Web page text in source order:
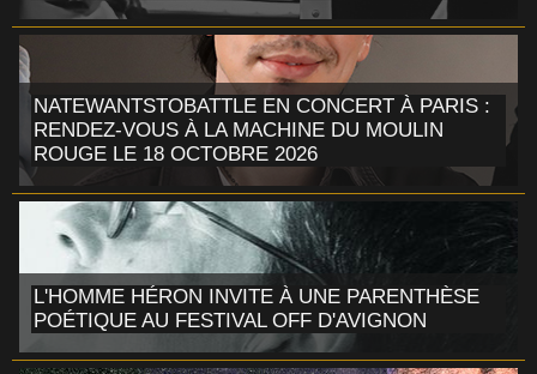
NATEWANTSTOBATTLE EN CONCERT À PARIS :
RENDEZ-VOUS À LA MACHINE DU MOULIN
ROUGE LE 18 OCTOBRE 2026
L'HOMME HÉRON INVITE À UNE PARENTHÈSE
POÉTIQUE AU FESTIVAL OFF D'AVIGNON